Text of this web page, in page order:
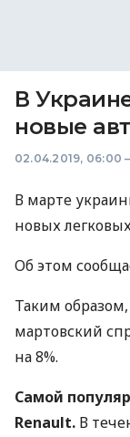
В
новые
02.04.2019, 06:00
В марте
новых
Об этом
Таким
мартовский
на 8%.
Самой
Renault. В